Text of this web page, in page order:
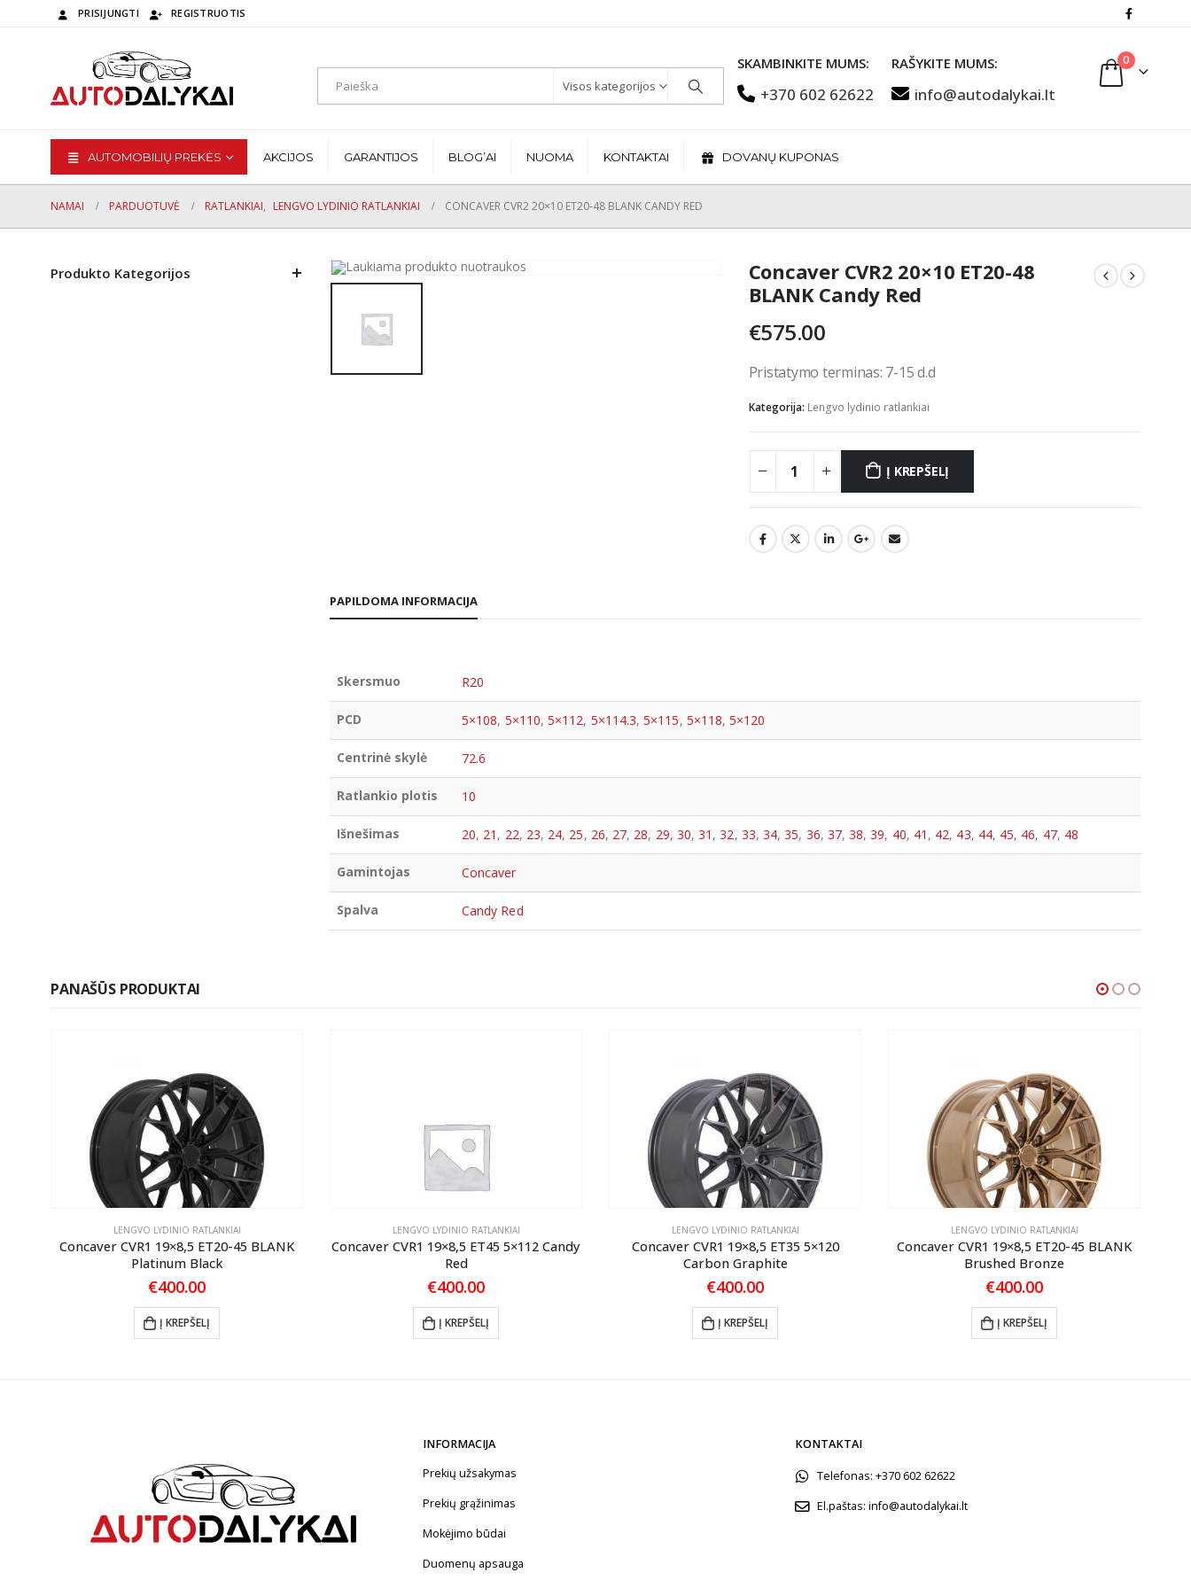
PRISIJUNGTI REGISTRUOTIS
Visos kategorijos
SKAMBINKITE MUMS:
+370 602 62622
RAŠYKITE MUMS:
info@autodalykai.lt
0
AUTOMOBILIŲ PREKĖS AKCIJOS GARANTIJOS BLOG’AI NUOMA KONTAKTAI DOVANŲ KUPONAS
NAMAI PARDUOTUVĖ RATLANKIAI, LENGVO LYDINIO RATLANKIAI CONCAVER CVR2 20×10 ET20-48 BLANK CANDY RED
Concaver CVR2 20×10 ET20-48
BLANK Candy Red
€575.00
Pristatymo terminas: 7-15 d.d
Kategorija: Lengvo lydinio ratlankiai
Į KREPŠELĮ
PAPILDOMA INFORMACIJA
Skersmuo R20
PCD 5×108, 5×110, 5×112, 5×114.3,5×115, 5×118,5×120
Centrinė skylė 72.6
Ratlankio plotis 10
Išnešimas 20, 21 , 22, 23, 24, 25, 26, 27, 28, 29, 30,31 ,32, 33, 34,35, 36, 37,38,39, 40, 41 , 42, 43, 44, 45, 46, 47, 48
Gamintojas Concaver
Spalva Candy Red
Produkto Kategorijos
PANAŠŪS PRODUKTAI
LENGVO LYDINIO RATLANKIAI
Concaver CVR1 19×8,5 ET20-45 BLANK
Platinum Black
€400.00
Į KREPŠELĮ
LENGVO LYDINIO RATLANKIAI
Concaver CVR1 19×8,5 ET45 5×112 Candy
Red
€400.00
Į KREPŠELĮ
LENGVO LYDINIO RATLANKIAI
Concaver CVR1 19×8,5 ET35 5×120
Carbon Graphite
€400.00
Į KREPŠELĮ
LENGVO LYDINIO RATLANKIAI
Concaver CVR1 19×8,5 ET20-45 BLANK
Brushed Bronze
€400.00
Į KREPŠELĮ
INFORMACIJA
Prekių užsakymas
Prekių grąžinimas
Mokėjimo būdai
Duomenų apsauga
KONTAKTAI
Telefonas: +370 602 62622
El.paštas: info@autodalykai.lt